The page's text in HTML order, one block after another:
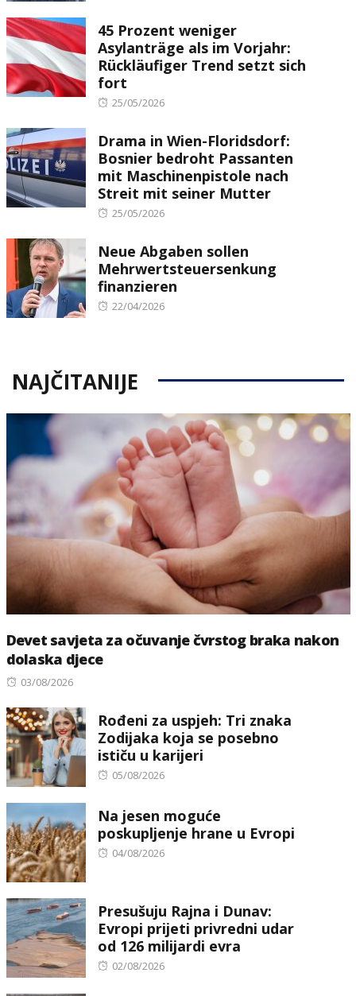
45 Prozent weniger
Asylanträge als im Vorjahr:
Rückläufiger Trend setzt sich
fort
Posted
25/05/2026
Drama in Wien-Floridsdorf:
Bosnier bedroht Passanten
mit Maschinenpistole nach
Streit mit seiner Mutter
Posted
25/05/2026
Neue Abgaben sollen
Mehrwertsteuersenkung
finanzieren
Posted
22/04/2026
NAJČITANIJE
Devet savjeta za očuvanje čvrstog braka nakon
dolaska djece
Posted
03/08/2026
Rođeni za uspjeh: Tri znaka
Zodijaka koja se posebno
ističu u karijeri
Posted
05/08/2026
Na jesen moguće
poskupljenje hrane u Evropi
Posted
04/08/2026
Presušuju Rajna i Dunav:
Evropi prijeti privredni udar
od 126 milijardi evra
Posted
02/08/2026